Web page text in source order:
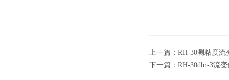
上一篇： RH-30测粘度流
下一篇： RH-30dhr-3流变